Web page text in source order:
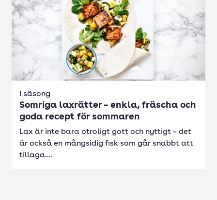
I säsong
Somriga laxrätter – enkla, fräscha och
goda recept för sommaren
Lax är inte bara otroligt gott och nyttigt – det
är också en mångsidig fisk som går snabbt att
tillaga....